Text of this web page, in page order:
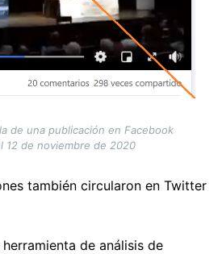
de una publicación en Facebook
12 de noviembre de 2020
también circularon en Twitter
de análisis de